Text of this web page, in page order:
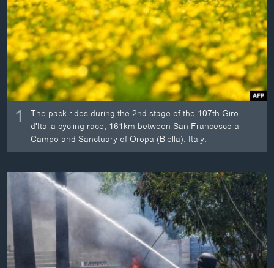
ວິທະຍາສາດ-ເທັກໂນໂລຈີ
ທຸລະກິດ
ພາສາອັງກິດ
ວີດີໂອ
ສຽງ
ລາຍການກະຈາຍສຽງ
ລາຍງານ
ຕິດຕາມພວກເຮົາ ທີ່
ພາສາຕ່າງໆ
1
The pack rides during the 2nd stage of the 107th Giro
d'Italia cycling race, 161km between San Francesco al
Campo and Sanctuary of Oropa (Biella), Italy.